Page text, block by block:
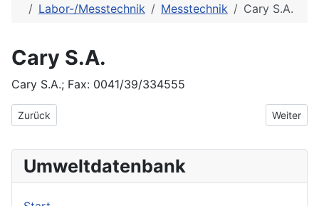
Labor-/Messtechnik
Messtechnik Cary S.A.
Cary S.A.
Cary S.A.; Fax: 0041/39/334555
Vorheriger Beitrag: Carlo Gavazzi GmbH
Zurück Nächster
Weiter
Umweltdatenbank